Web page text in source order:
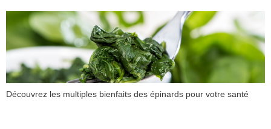
Découvrez les multiples bienfaits des épinards pour votre santé